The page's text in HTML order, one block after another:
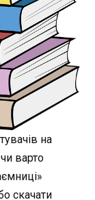
на
варто
скачати